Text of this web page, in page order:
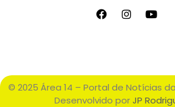
© 2025 Área 14 – Portal de Notícias
Desenvolvido porJP